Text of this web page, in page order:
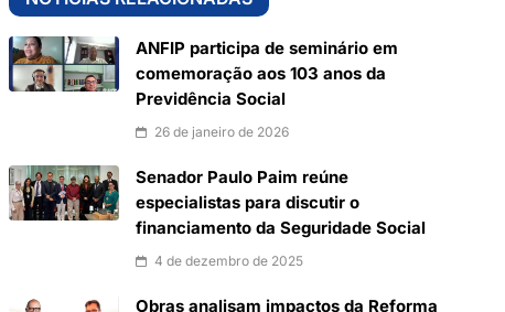
ANFIP participa de seminário em
comemoração aos 103 anos da
Previdência Social
26 de janeiro de 2026
Senador Paulo Paim reúne
especialistas para discutir o
financiamento da Seguridade Social
4 de dezembro de 2025
Obras analisam impactos da Reforma